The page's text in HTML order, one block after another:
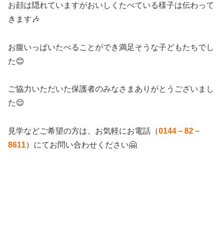
お顔は隠れていますがおいしくたべている様子は伝わって
きます🎶
お腹いっぱいたべることができ満足そうな子どもたちでし
た😊
ご協力いただいた保護者のみなさまありがとうございまし
た😌
見学などご希望の方は、お気軽にお電話（0144－82－
8611）にてお問い合わせください🤗